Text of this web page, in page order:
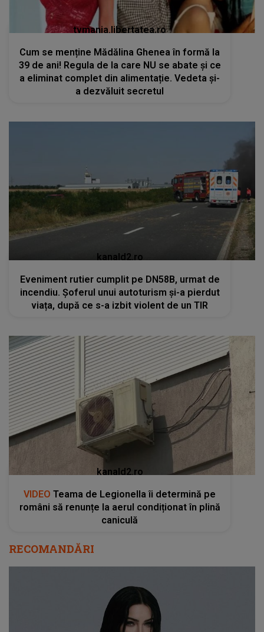
tvmania.libertatea.ro
Cum se menține Mădălina Ghenea în formă la
39 de ani! Regula de la care NU se abate și ce
a eliminat complet din alimentație. Vedeta și-
a dezvăluit secretul
kanald2.ro
Eveniment rutier cumplit pe DN58B, urmat de
incendiu. Șoferul unui autoturism și-a pierdut
viața, după ce s-a izbit violent de un TIR
kanald2.ro
VIDEO Teama de Legionella îi determină pe
români să renunțe la aerul condiționat în plină
caniculă
RECOMANDĂRI